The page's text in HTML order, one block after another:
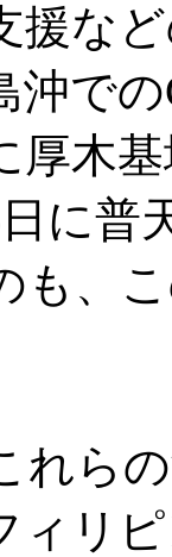
援な
沖で
厚木
に普
も、
れら
ィリ